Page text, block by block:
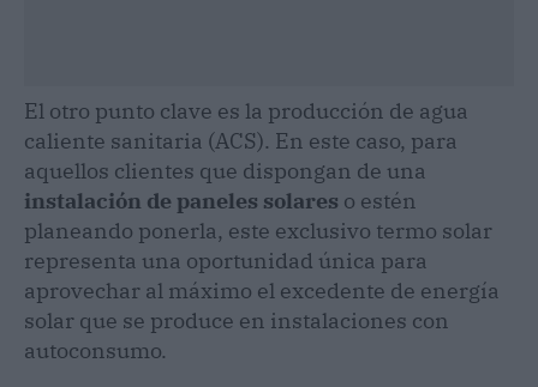
El otro punto clave es la producción de agua
caliente sanitaria (ACS). En este caso, para
aquellos clientes que dispongan de una
instalación de paneles solares o estén
planeando ponerla, este exclusivo termo solar
representa una oportunidad única para
aprovechar al máximo el excedente de energía
solar que se produce en instalaciones con
autoconsumo.